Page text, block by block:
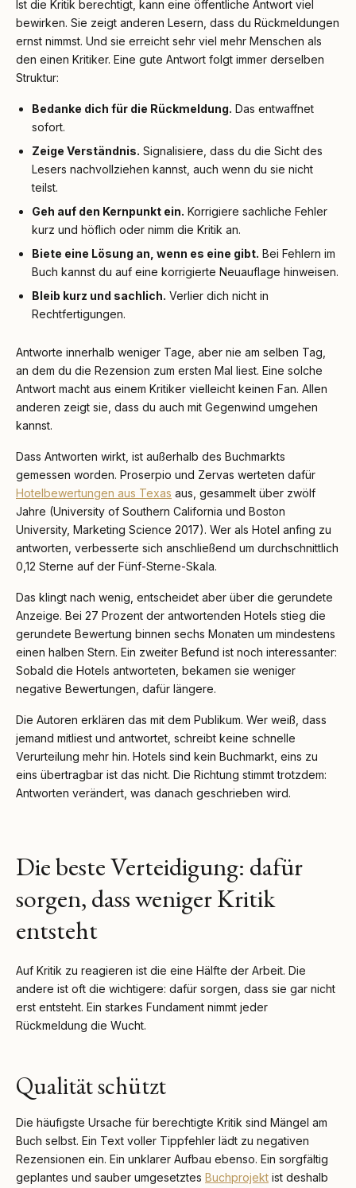
Ist die Kritik berechtigt, kann eine öffentliche Antwort viel
bewirken. Sie zeigt anderen Lesern, dass du Rückmeldungen
ernst nimmst. Und sie erreicht sehr viel mehr Menschen als
den einen Kritiker. Eine gute Antwort folgt immer derselben
Struktur:
Bedanke dich für die Rückmeldung. Das entwaffnet
sofort.
Zeige Verständnis. Signalisiere, dass du die Sicht des
Lesers nachvollziehen kannst, auch wenn du sie nicht
teilst.
Geh auf den Kernpunkt ein. Korrigiere sachliche Fehler
kurz und höflich oder nimm die Kritik an.
Biete eine Lösung an, wenn es eine gibt. Bei Fehlern im
Buch kannst du auf eine korrigierte Neuauflage hinweisen.
Bleib kurz und sachlich. Verlier dich nicht in
Rechtfertigungen.
Antworte innerhalb weniger Tage, aber nie am selben Tag,
an dem du die Rezension zum ersten Mal liest. Eine solche
Antwort macht aus einem Kritiker vielleicht keinen Fan. Allen
anderen zeigt sie, dass du auch mit Gegenwind umgehen
kannst.
Dass Antworten wirkt, ist außerhalb des Buchmarkts
gemessen worden. Proserpio und Zervas werteten dafür
Hotelbewertungen aus Texas aus, gesammelt über zwölf
Jahre (University of Southern California und Boston
University, Marketing Science 2017). Wer als Hotel anfing zu
antworten, verbesserte sich anschließend um durchschnittlich
0,12 Sterne auf der Fünf-Sterne-Skala.
Das klingt nach wenig, entscheidet aber über die gerundete
Anzeige. Bei 27 Prozent der antwortenden Hotels stieg die
gerundete Bewertung binnen sechs Monaten um mindestens
einen halben Stern. Ein zweiter Befund ist noch interessanter:
Sobald die Hotels antworteten, bekamen sie weniger
negative Bewertungen, dafür längere.
Die Autoren erklären das mit dem Publikum. Wer weiß, dass
jemand mitliest und antwortet, schreibt keine schnelle
Verurteilung mehr hin. Hotels sind kein Buchmarkt, eins zu
eins übertragbar ist das nicht. Die Richtung stimmt trotzdem:
Antworten verändert, was danach geschrieben wird.
Die beste Verteidigung: dafür
sorgen, dass weniger Kritik
entsteht
Auf Kritik zu reagieren ist die eine Hälfte der Arbeit. Die
andere ist oft die wichtigere: dafür sorgen, dass sie gar nicht
erst entsteht. Ein starkes Fundament nimmt jeder
Rückmeldung die Wucht.
Qualität schützt
Die häufigste Ursache für berechtigte Kritik sind Mängel am
Buch selbst. Ein Text voller Tippfehler lädt zu negativen
Rezensionen ein. Ein unklarer Aufbau ebenso. Ein sorgfältig
geplantes und sauber umgesetztes Buchprojekt ist deshalb